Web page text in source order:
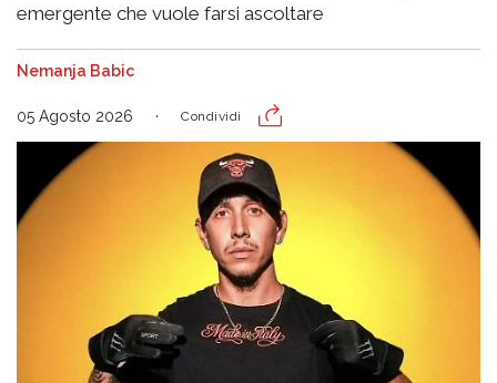
emergente che vuole farsi ascoltare
Nemanja Babic
05 Agosto 2026 Condividi